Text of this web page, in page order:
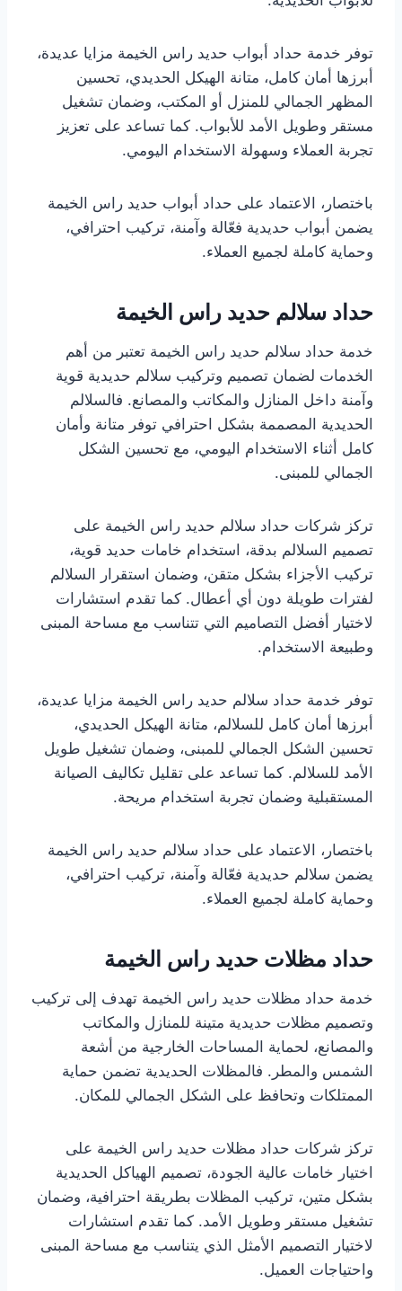
توفر خدمة حداد أبواب حديد راس الخيمة مزايا عديدة،
أبرزها أمان كامل، متانة الهيكل الحديدي، تحسين
المظهر الجمالي للمنزل أو المكتب، وضمان تشغيل
مستقر وطويل الأمد للأبواب. كما تساعد على تعزيز
تجربة العملاء وسهولة الاستخدام اليومي.
باختصار، الاعتماد على حداد أبواب حديد راس الخيمة
يضمن أبواب حديدية فعّالة وآمنة، تركيب احترافي،
وحماية كاملة لجميع العملاء.
حداد سلالم حديد راس الخيمة
خدمة حداد سلالم حديد راس الخيمة تعتبر من أهم
الخدمات لضمان تصميم وتركيب سلالم حديدية قوية
وآمنة داخل المنازل والمكاتب والمصانع. فالسلالم
الحديدية المصممة بشكل احترافي توفر متانة وأمان
كامل أثناء الاستخدام اليومي، مع تحسين الشكل
الجمالي للمبنى.
تركز شركات حداد سلالم حديد راس الخيمة على
تصميم السلالم بدقة، استخدام خامات حديد قوية،
تركيب الأجزاء بشكل متقن، وضمان استقرار السلالم
لفترات طويلة دون أي أعطال. كما تقدم استشارات
لاختيار أفضل التصاميم التي تتناسب مع مساحة المبنى
وطبيعة الاستخدام.
توفر خدمة حداد سلالم حديد راس الخيمة مزايا عديدة،
أبرزها أمان كامل للسلالم، متانة الهيكل الحديدي،
تحسين الشكل الجمالي للمبنى، وضمان تشغيل طويل
الأمد للسلالم. كما تساعد على تقليل تكاليف الصيانة
المستقبلية وضمان تجربة استخدام مريحة.
باختصار، الاعتماد على حداد سلالم حديد راس الخيمة
يضمن سلالم حديدية فعّالة وآمنة، تركيب احترافي،
وحماية كاملة لجميع العملاء.
حداد مظلات حديد راس الخيمة
خدمة حداد مظلات حديد راس الخيمة تهدف إلى تركيب
وتصميم مظلات حديدية متينة للمنازل والمكاتب
والمصانع، لحماية المساحات الخارجية من أشعة
الشمس والمطر. فالمظلات الحديدية تضمن حماية
الممتلكات وتحافظ على الشكل الجمالي للمكان.
تركز شركات حداد مظلات حديد راس الخيمة على
اختيار خامات عالية الجودة، تصميم الهياكل الحديدية
بشكل متين، تركيب المظلات بطريقة احترافية، وضمان
تشغيل مستقر وطويل الأمد. كما تقدم استشارات
لاختيار التصميم الأمثل الذي يتناسب مع مساحة المبنى
واحتياجات العميل.